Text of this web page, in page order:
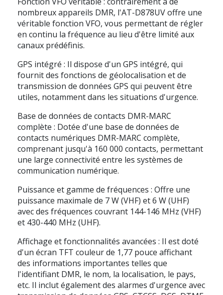
nombreux appareils DMR, l'AT-D878UV offre une
véritable fonction VFO, vous permettant de régler
en continu la fréquence au lieu d'être limité aux
canaux prédéfinis.
GPS intégré : Il dispose d'un GPS intégré, qui
fournit des fonctions de géolocalisation et de
transmission de données GPS qui peuvent être
utiles, notamment dans les situations d'urgence.
Base de données de contacts DMR-MARC
complète : Dotée d'une base de données de
contacts numériques DMR-MARC complète,
comprenant jusqu'à 160 000 contacts, permettant
une large connectivité entre les systèmes de
communication numérique.
Puissance et gamme de fréquences : Offre une
puissance maximale de 7 W (VHF) et 6 W (UHF)
avec des fréquences couvrant 144-146 MHz (VHF)
et 430-440 MHz (UHF).
Affichage et fonctionnalités avancées : Il est doté
d'un écran TFT couleur de 1,77 pouce affichant
des informations importantes telles que
l'identifiant DMR, le nom, la localisation, le pays,
etc. Il inclut également des alarmes d'urgence avec